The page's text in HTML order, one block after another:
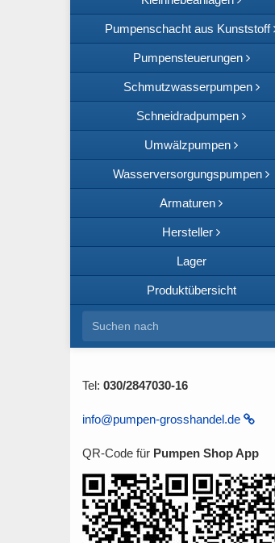
Pumpenschacht aus Kunststoff
Pumpensteuerungen
Schmutzwasserpumpen
Schneidradpumpen
Umwälzpumpen
Wasserversorgungspumpen
Armaturen
Hersteller
Lager
Produktübersicht
Tel: 030/2847030-16
info@pumpen-grosshandel.de
QR-Code für Pumpen Shop App